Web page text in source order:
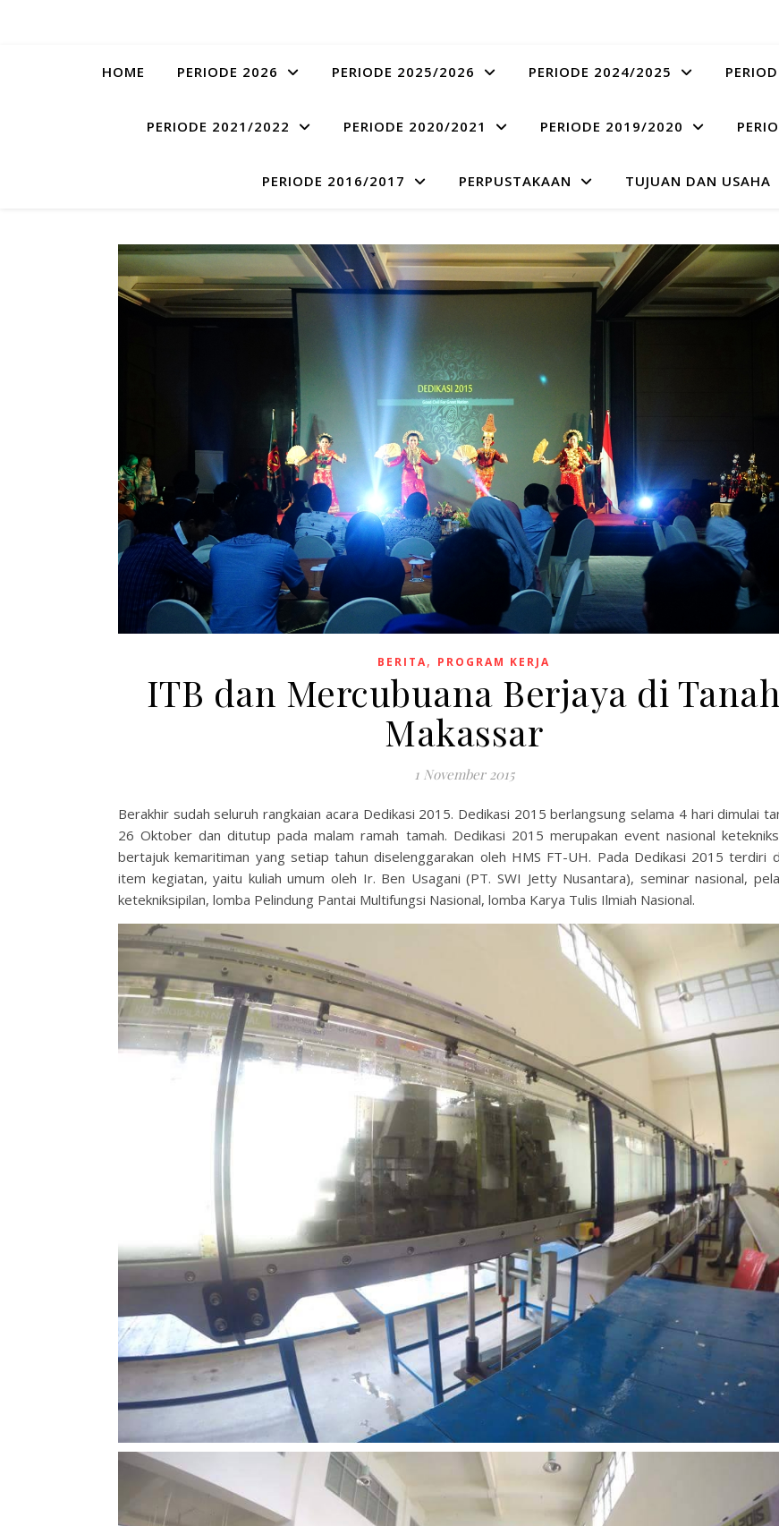
HOME PERIODE 2026 PERIODE 2025/2026 PERIODE 2024/2025
PERIODE 2021/2022 PERIODE 2020/2021 PERIODE 2019/2020
PERIODE 2016/2017 PERPUSTAKAAN TUJUAN DAN USAHA
BERITA, PROGRAM KERJA
ITB dan Mercubuana Berjaya di Tanah
Makassar
1 November 2015
Berakhir sudah seluruh rangkaian acara Dedikasi 2015. Dedikasi 2015 berlangsung selama 4 hari dimulai
26 Oktober dan ditutup pada malam ramah tamah. Dedikasi 2015 merupakan event nasional
bertajuk kemaritiman yang setiap tahun diselenggarakan oleh HMS FT-UH. Pada Dedikasi 2015 terdiri
item kegiatan, yaitu kuliah umum oleh Ir. Ben Usagani (PT. SWI Jetty Nusantara), seminar nasional,
ketekniksipilan, lomba Pelindung Pantai Multifungsi Nasional, lomba Karya Tulis Ilmiah Nasional.